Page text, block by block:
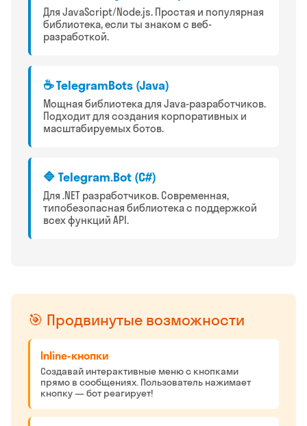
Для JavaScript/Node.js. Простая и популярная
библиотека, если ты знаком с веб-
разработкой.
☕ TelegramBots (Java)
Мощная библиотека для Java-разработчиков.
Подходит для создания корпоративных и
масштабируемых ботов.
🔷 Telegram.Bot (C#)
Для .NET разработчиков. Современная,
типобезопасная библиотека с поддержкой
всех функций API.
🎯 Продвинутые возможности
Inline-кнопки
Создавай интерактивные меню с кнопками
прямо в сообщениях. Пользователь нажимает
кнопку — бот реагирует!